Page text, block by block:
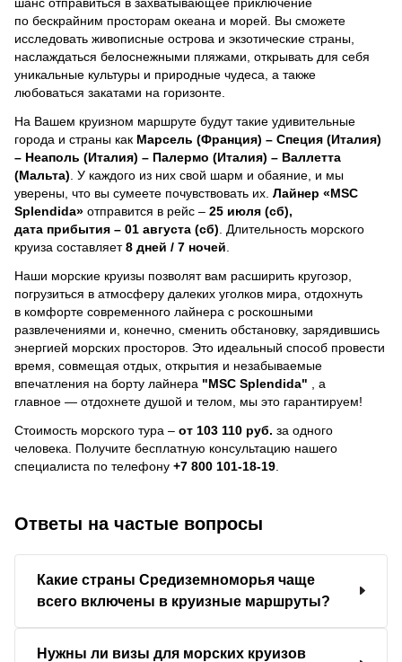
по бескрайним просторам океана и морей. Вы сможете
исследовать живописные острова и экзотические страны,
наслаждаться белоснежными пляжами, открывать для себя
уникальные культуры и природные чудеса, а также
любоваться закатами на горизонте.
На Вашем круизном маршруте будут такие удивительные
города и страны как Марсель (Франция) – Специя (Италия)
– Неаполь (Италия) – Палермо (Италия) – Валлетта
(Мальта) . У каждого из них свой шарм и обаяние, и мы
уверены, что вы сумеете почувствовать их. Лайнер «MSC
Splendida» отправится в рейс – 25 июля (сб),
дата прибытия – 01 августа (сб) . Длительность морского
круиза составляет8 дней / 7 ночей
Наши морские круизы позволят вам расширить кругозор,
погрузиться в атмосферу далеких уголков мира, отдохнуть
в комфорте современного лайнера с роскошными
развлечениями и, конечно, сменить обстановку, зарядившись
энергией морских просторов. Это идеальный способ провести
время, совмещая отдых, открытия и незабываемые
впечатления на борту лайнера "MSC Splendida"
, a
главное — отдохнете душой и телом, мы это гарантируем!
Стоимость морского тура – от 103 110 руб. за одного
человека. Получите бесплатную консультацию нашего
специалиста по телефону +7 800 101-18-19
Ответы на частые вопросы
Какие страны Средиземноморья чаще
всего включены в круизные маршруты?
Нужны ли визы для морских круизов